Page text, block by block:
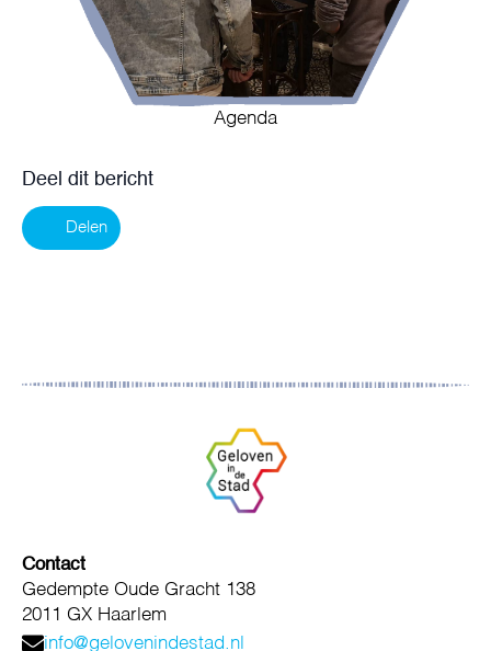
Agenda
Deel dit bericht
Delen
Contact
Gedempte Oude Gracht 138
2011 GX Haarlem
info@gelovenindestad.nl